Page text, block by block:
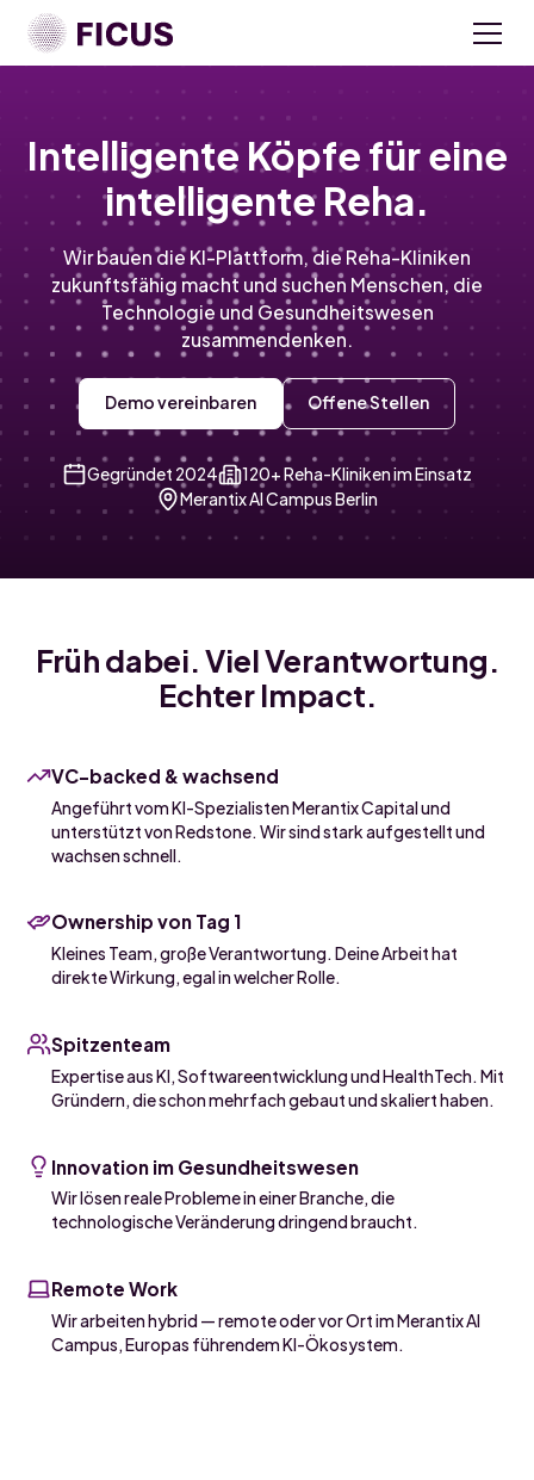
Intelligente Köpfe für eine
intelligente Reha.
Wir bauen die KI-Plattform, die Reha-Kliniken
zukunftsfähig macht und suchen Menschen, die
Technologie und Gesundheitswesen
zusammendenken.
Demo vereinbaren Offene Stellen
Gegründet 2024
120+ Reha-Kliniken im Einsatz
Merantix AI Campus Berlin
Früh dabei. Viel Verantwortung.
Echter Impact.
VC-backed & wachsend
Angeführt vom KI-Spezialisten Merantix Capital und
unterstützt von Redstone. Wir sind stark aufgestellt und
wachsen schnell.
Ownership von Tag 1
Kleines Team, große Verantwortung. Deine Arbeit hat
direkte Wirkung, egal in welcher Rolle.
Spitzenteam
Expertise aus KI, Softwareentwicklung und HealthTech. Mit
Gründern, die schon mehrfach gebaut und skaliert haben.
Innovation im Gesundheitswesen
Wir lösen reale Probleme in einer Branche, die
technologische Veränderung dringend braucht.
Remote Work
Wir arbeiten hybrid — remote oder vor Ort im Merantix AI
Campus, Europas führendem KI-Ökosystem.